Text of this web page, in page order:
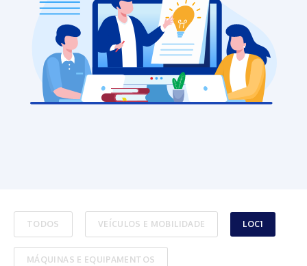
TODOS VEÍCULOS E MOBILIDADE LOC1
MÁQUINAS E EQUIPAMENTOS